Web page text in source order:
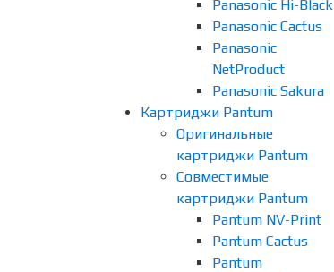
Panasonic Hi-Black
Panasonic Cactus
Panasonic
NetProduct
Panasonic Sakura
Картриджи Pantum
Оригинальные
картриджи Pantum
Совместимые
картриджи Pantum
Pantum NV-Print
Pantum Cactus
Pantum